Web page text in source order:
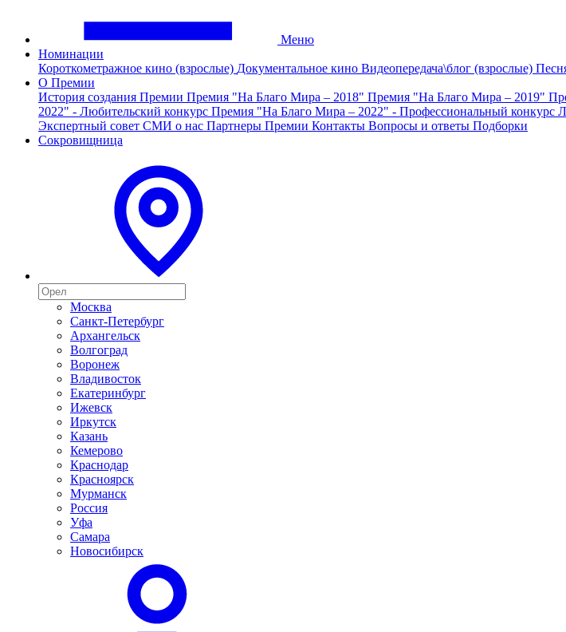
Меню
Номинации
Короткометражное кино (взрослые) Документальное кино Видеопередача\блог (взрослые)
О Премии
История создания Премии Премия "На Благо Мира – 2018" Премия "На Благо Мира – 2019"
2022" - Любительский конкурс Премия "На Благо Мира – 2022" - Профессиональный конкурс
Экспертный совет СМИ о нас Партнеры Премии Контакты Вопросы и ответы Подборки
Сокровищница
Москва
Санкт-Петербург
Архангельск
Волгоград
Воронеж
Владивосток
Екатеринбург
Ижевск
Иркутск
Казань
Кемерово
Краснодар
Красноярск
Мурманск
Россия
Уфа
Самара
Новосибирск